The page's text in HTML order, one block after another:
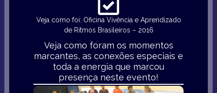
Veja como foi: Oficina Vivência e Aprendizado
de Ritmos Brasileiros – 2016
Veja como foram os momentos
marcantes, as conexões especiais e
toda a energia que marcou
presença neste evento!